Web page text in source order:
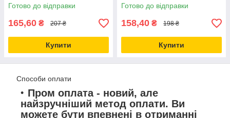
економлячи на її якості!
Тоді Вперед до результату і якості!!!!
gums»
Готово до відправки
165,60 ₴ 207 ₴
Купити
Готово до відправки
158,40 ₴ 198 ₴
Купити
Способи оплати
Пром оплата- новий, але
найзручніший метод оплати. Ви
можете бути впевнені в отриманні